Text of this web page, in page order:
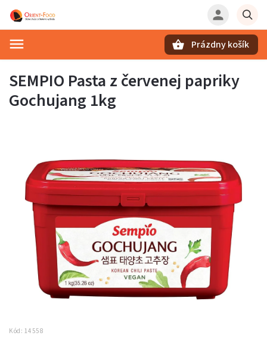
Prázdny košík
SEMPIO Pasta z červenej papriky
Gochujang 1kg
Kód: 14558